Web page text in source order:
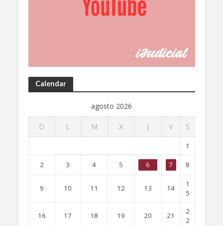
Calendar
agosto 2026
D L M X J V S
1
2 3 4 5 6 7 8
9 10 11 12 13 14
1
5
16 17 18 19 20 21
2
2